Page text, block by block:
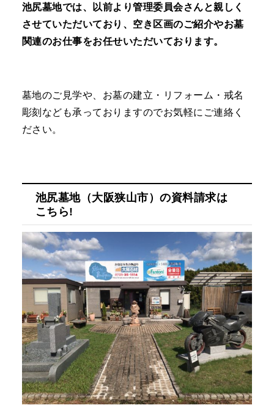
池尻墓地では、以前より管理委員会さんと親しく
させていただいており、空き区画のご紹介やお墓
関連のお仕事をお任せいただいております。
墓地のご見学や、お墓の建立・リフォーム・戒名
彫刻なども承っておりますのでお気軽にご連絡く
ださい。
池尻墓地（大阪狭山市）の資料請求は
こちら!